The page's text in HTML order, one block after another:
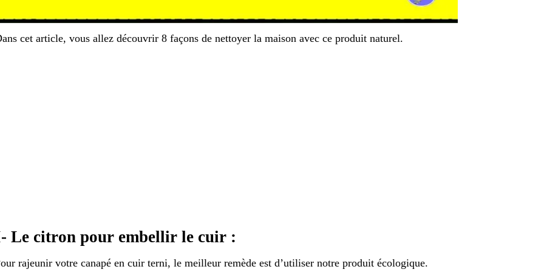
cet article, vous allez découvrir 8 façons de nettoyer la maison avec ce produit naturel.
Le citron pour embellir le cuir :
rajeunir votre canapé en cuir terni, le meilleur remède est d’utiliser notre produit écologique.